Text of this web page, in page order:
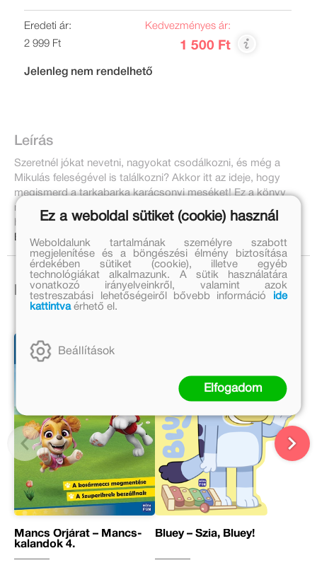
Eredeti ár:
2 999 Ft
Kedvezményes ár:
1 500 Ft
Jelenleg nem rendelhető
Leírás
Szeretnél jókat nevetni, nagyokat csodálkozni, és még a
Mikulás feleségével is találkozni? Akkor itt az ideje, hogy
megismerd a tarkabarka karácsonyi meséket! Ez a könyv
más, mint a többi, ugyanis válogathatsz benne a különböző
hosszúságú történetek között.
Bővebben:
Ezek is érdekelhetnek!
Mancs Őrjárat – Mancs-
kalandok 4.
Bluey – Szia, Bluey!
Ez a weboldal sütiket (cookie) használ
Weboldalunk tartalmának személyre szabott
megjelenítése és a böngészési élmény biztosítása
érdekében sütiket (cookie), illetve egyéb
technológiákat alkalmazunk. A sütik használatára
vonatkozó irányelveinkről, valamint azok
testreszabási lehetőségeiről bővebb információ
ide
kattintvaérhető el.
Beállítások
Elfogadom